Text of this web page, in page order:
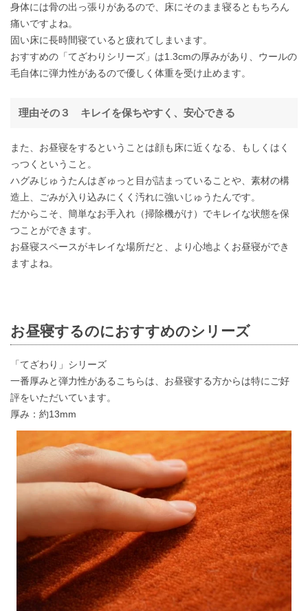
身体には骨の出っ張りがあるので、床にそのまま寝るともちろん
痛いですよね。
固い床に長時間寝ていると疲れてしまいます。
おすすめの「てざわりシリーズ」は1.3cmの厚みがあり、ウールの
毛自体に弾力性があるので優しく体重を受け止めます。
理由その３ キレイを保ちやすく、安心できる
また、お昼寝をするということは顔も床に近くなる、もしくはく
っつくということ。
ハグみじゅうたんはぎゅっと目が詰まっていることや、素材の構
造上、ごみが入り込みにくく汚れに強いじゅうたんです。
だからこそ、簡単なお手入れ（掃除機がけ）でキレイな状態を保
つことができます。
お昼寝スペースがキレイな場所だと、より心地よくお昼寝ができ
ますよね。
お昼寝するのにおすすめのシリーズ
「てざわり」シリーズ
一番厚みと弾力性があるこちらは、お昼寝する方からは特にご好
評をいただいています。
厚み：約13mm